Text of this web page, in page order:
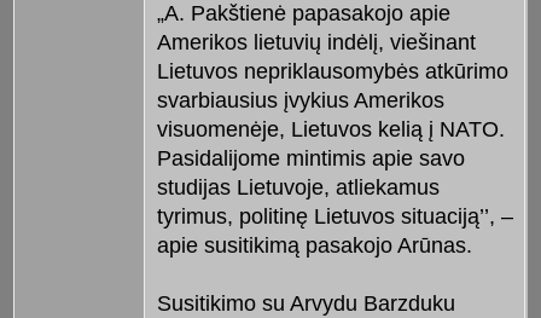
„A. Pakštienė papasakojo apie
Amerikos lietuvių indėlį, viešinant
Lietuvos nepriklausomybės atkūrimo
svarbiausius įvykius Amerikos
visuomenėje, Lietuvos kelią į NATO.
Pasidalijome mintimis apie savo
studijas Lietuvoje, atliekamus
tyrimus, politinę Lietuvos situaciją’’, –
apie susitikimą pasakojo Arūnas.
Susitikimo su Arvydu Barzduku